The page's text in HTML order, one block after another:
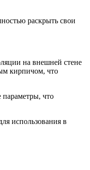
раскрыть свои
на внешней стене
кирпичом, что
параметры, что
использования в